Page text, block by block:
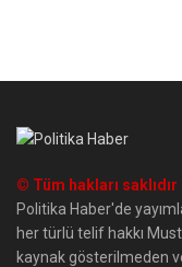
© Tüm hakları saklıdır
Politika Haber'de
her türlü telif hakkı
kaynak gösterilmeden